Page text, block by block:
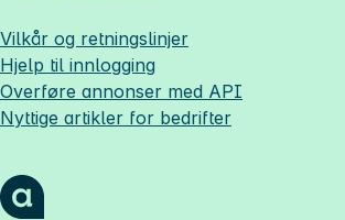
Vilkår og retningslinjer
Hjelp til innlogging
Overføre annonser med API
Nyttige artikler for bedrifter